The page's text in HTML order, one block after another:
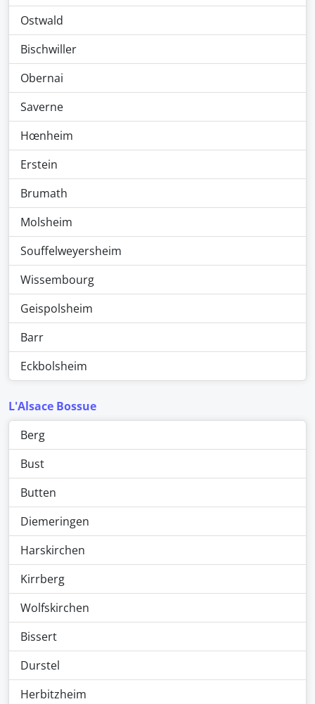
Ostwald
Bischwiller
Obernai
Saverne
Hœnheim
Erstein
Brumath
Molsheim
Souffelweyersheim
Wissembourg
Geispolsheim
Barr
Eckbolsheim
L'Alsace Bossue
Berg
Bust
Butten
Diemeringen
Harskirchen
Kirrberg
Wolfskirchen
Bissert
Durstel
Herbitzheim